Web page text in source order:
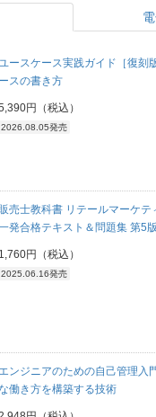
ユースケース実践ガイド［復刻
ースの書き方
円（税込）
2026.08.05発売
売士教科書 リテールマーケテ
発合格テキスト＆問題集 第5版
1,760円（税込）
2025.06.16発売
エンジニアのための自己管理入
働き方を構築する技術